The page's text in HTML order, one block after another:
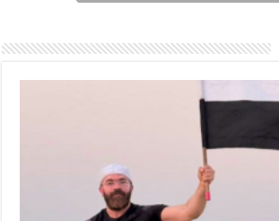
es
t
e
dI
n
n
g
er